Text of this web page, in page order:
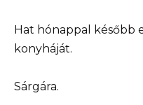
Hat hónappal később
konyháját.
Sárgára.